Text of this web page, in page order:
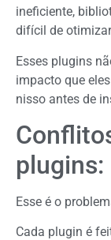
ineficiente,
difícil de
Esses plugins
impacto que
nisso antes de
Esse é o
Cada plugin é